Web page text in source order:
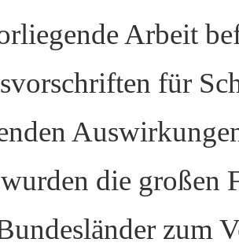
Arbeit
für
die großen
zum